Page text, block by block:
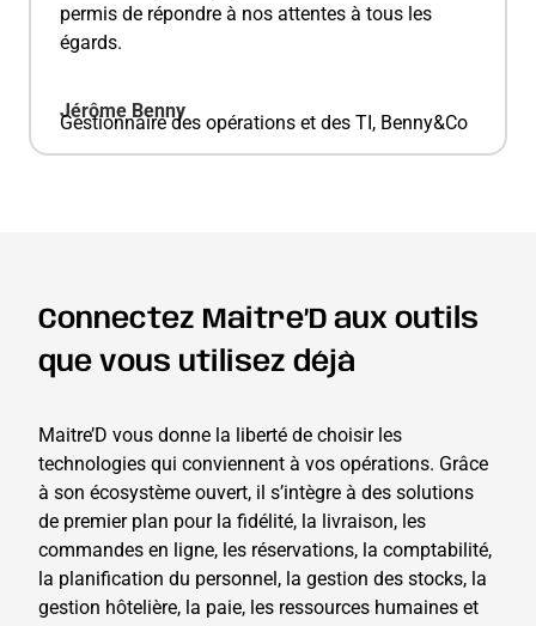
permis de répondre à nos attentes à tous les
égards.
Jérôme Benny
Gestionnaire des opérations et des TI, Benny&Co
Connectez Maitre’D aux outils
que vous utilisez déjà
Maitre’D vous donne la liberté de choisir les
technologies qui conviennent à vos opérations. Grâce
à son écosystème ouvert, il s’intègre à des solutions
de premier plan pour la fidélité, la livraison, les
commandes en ligne, les réservations, la comptabilité,
la planification du personnel, la gestion des stocks, la
gestion hôtelière, la paie, les ressources humaines et